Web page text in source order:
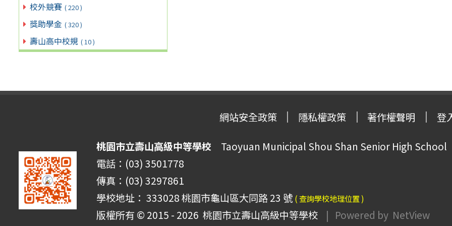
校外競賽 ( 220 )
獎助學金 ( 320 )
壽山高中校規 ( 10 )
網站安全政策 隱私權政策 著作權聲明 登
桃園市立壽山高級中等學校 Taoyuan Municipal Shou Shan Senior High School
電話：(03) 3501778
傳真：(03) 3297861
學校地址： 333028 桃園市龜山區大同路 23 號 ( 查詢學校地理位置 )
版權所有 © 2015 - 2026 桃園市立壽山高級中等學校 | Powered by NetView